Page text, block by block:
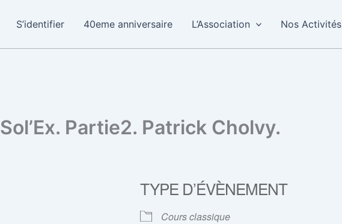
S’identifier 40eme anniversaire L’Association Nos Activités
Sol’Ex. Partie2. Patrick Cholvy.
TYPE D’ÉVÈNEMENT
Cours classique